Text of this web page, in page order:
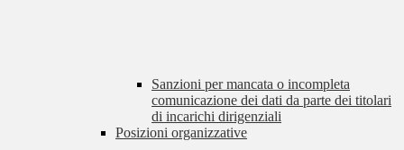
Sanzioni per mancata o incompleta
comunicazione dei dati da parte dei titolari
di incarichi dirigenziali
Posizioni organizzative